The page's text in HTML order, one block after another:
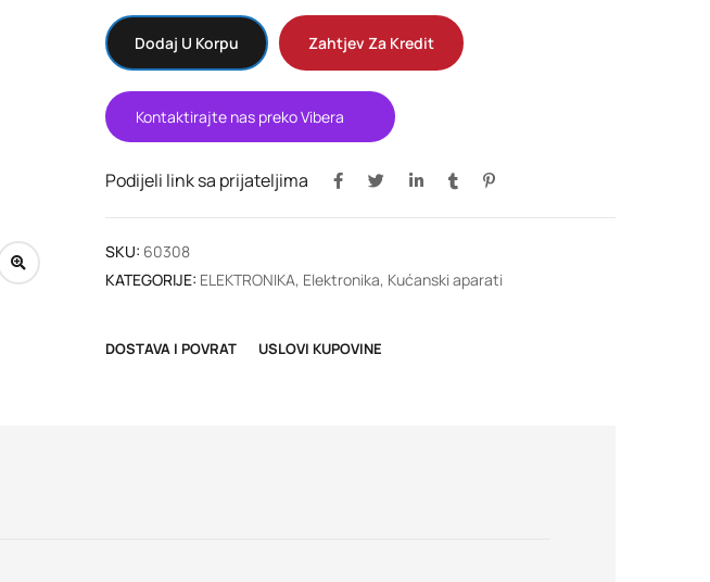
Dodaj U Korpu Zahtjev Za Kredit
Kontaktirajte nas preko Vibera
Podijeli link sa prijateljima
SKU: 60308
KATEGORIJE: ELEKTRONIKA, Elektronika, Kućanski aparati
DOSTAVA I POVRAT USLOVI KUPOVINE